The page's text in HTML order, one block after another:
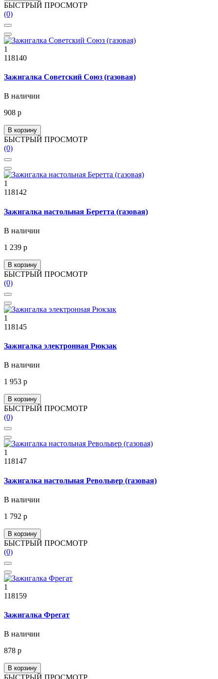
БЫСТРЫЙ ПРОСМОТР
(0)
1
118140
Зажигалка Советский Союз (газовая)
В наличии
908 р
В корзину
БЫСТРЫЙ ПРОСМОТР
(0)
1
118142
Зажигалка настольная Беретта (газовая)
В наличии
1 239 р
В корзину
БЫСТРЫЙ ПРОСМОТР
(0)
1
118145
Зажигалка электронная Рюкзак
В наличии
1 953 р
В корзину
БЫСТРЫЙ ПРОСМОТР
(0)
1
118147
Зажигалка настольная Револьвер (газовая)
В наличии
1 792 р
В корзину
БЫСТРЫЙ ПРОСМОТР
(0)
1
118159
Зажигалка Фрегат
В наличии
878 р
В корзину